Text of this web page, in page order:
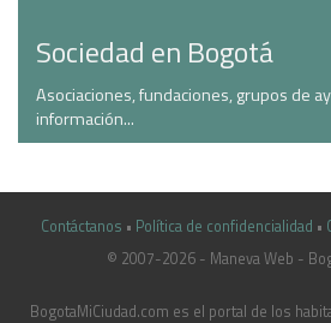
Sociedad en Bogotá
Asociaciones, fundaciones, grupos de
información...
Contáctanos • Política de confidencialidad •
© 2007-2026 - Maneva Web -
BogotaMiCiudad.com es el portal de los